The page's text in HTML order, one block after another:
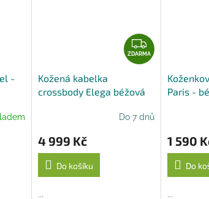
-
Z
D
A
ZDARMA
Kožená kabelka
crossbody Elega béžová
Do 7 dnů
4 999 Kč
Do košíku
...
Paris -
1 590
Do
...